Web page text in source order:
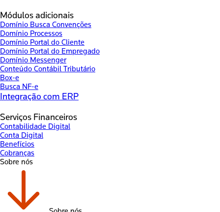
Módulos adicionais
Domínio Busca Convenções
Domínio Processos
Domínio Portal do Cliente
Domínio Portal do Empregado
Domínio Messenger
Conteúdo Contábil Tributário
Box-e
Busca NF-e
Integração com ERP
Serviços Financeiros
Contabilidade Digital
Conta Digital
Benefícios
Cobranças
Sobre nós